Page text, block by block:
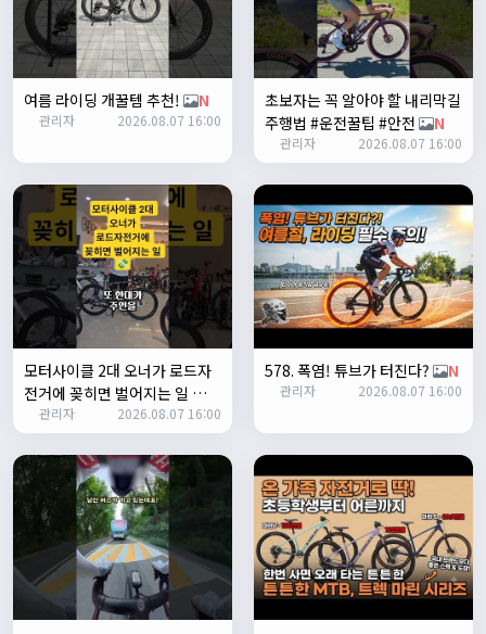
배과장12:48:20
반갑습니다 여러분 ^_^
배과장 12:48:33
명절에도 열심히 맛있는 음식먹고 로라 타셔야지요 ㅎㅎ
1/24/2025
명신이 13:35:29
안녕하세요
1/27/2025
루나워커20:37:55
좋네요. 이것저것 많이요
열심히타자 21:12:34
설연휴인데 날씨가..ㅠㅠ
꼬유10:07:01
명절 행복하게 보내세요~ !!
1/29/2025
2chun09:38:46
명절 잘 보내세요~!
명신이12:33:45
명절 잘보내세요~
2/1/2025
Leepi08:05:10
여름 라이딩 개꿀템 추천! N
관리자 2026.08.07 16:00
초보자는 꼭 알아야 할 내리막길
주행법 #운전꿀팁 #안전
N
관리자 2026.08.07 16:00
모터사이클 2대 오너가 로드자
전거에 꽂히면 벌어지는 일 💸
N
관리자 2026.08.07 16:00
578. 폭염! 튜브가 터진다? N
관리자 2026.08.07 16:00